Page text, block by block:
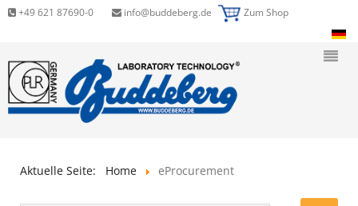
+49 621 87690-0 info@buddeberg.de Zum Shop
Aktuelle Seite: Home eProcurement